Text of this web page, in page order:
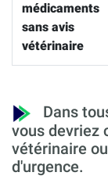
médicaments
sans avis
vétérinaire
Dans
vous devriez
vétérinaire
d'urgence.